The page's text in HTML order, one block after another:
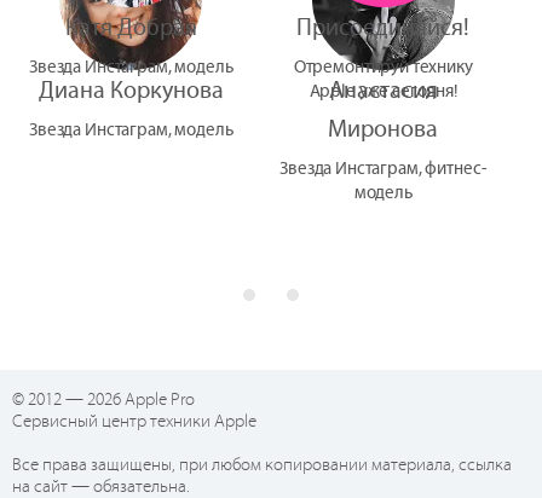
Диана Коркунова
Звезда Инстаграм, модель
Анастасия
Миронова
Звезда Инстаграм, фитнес-
модель
Катя Добрая
Звезда Инстаграм, модель
Присоединяйся!
Отремонтируй технику
Apple уже сегодня!
© 2012 — 2026 Apple Pro
Сервисный центр техники Apple
Все права защищены, при любом копировании материала, ссылка
на сайт — обязательна.